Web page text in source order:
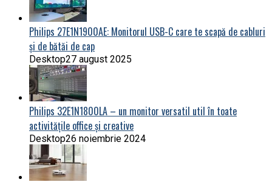
Philips 27E1N1900AE: Monitorul USB-C care te scapă de cabluri
și de bătăi de cap
Desktop27 august 2025
Philips 32E1N1800LA – un monitor versatil util în toate
activitățile office și creative
Desktop26 noiembrie 2024